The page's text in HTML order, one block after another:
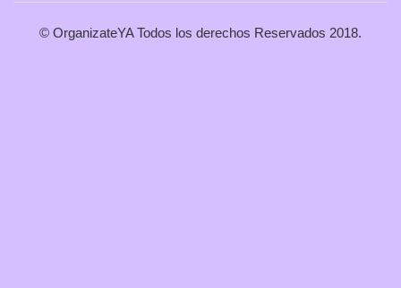
© OrganizateYA Todos los derechos Reservados 2018.